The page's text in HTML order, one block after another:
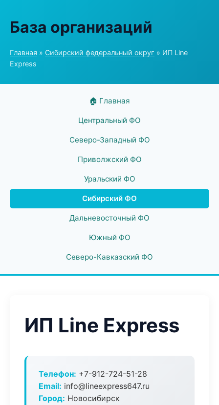
База организаций
Главная » Сибирский федеральный округ » ИП Line
Express
🏠 Главная
Центральный ФО
Северо-Западный ФО
Приволжский ФО
Уральский ФО
Сибирский ФО
Дальневосточный ФО
Южный ФО
Северо-Кавказский ФО
ИП Line Express
Телефон: +7-912-724-51-28
Email: info@lineexpress647.ru
Город: Новосибирск